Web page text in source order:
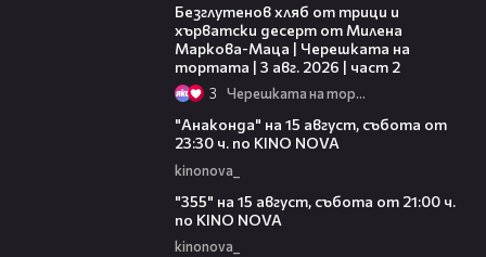
Безглутенов хляб от трици и
хърватски десерт от Милена
Маркова-Маца | Черешката на
тортата | 3 авг. 2026 | част 2
3 Черешката на тортата
"Анаконда" на 15 август, събота от
23:30 ч. по KINO NOVA
kinonova_
"355" на 15 август, събота от 21:00 ч.
по KINO NOVA
kinonova_